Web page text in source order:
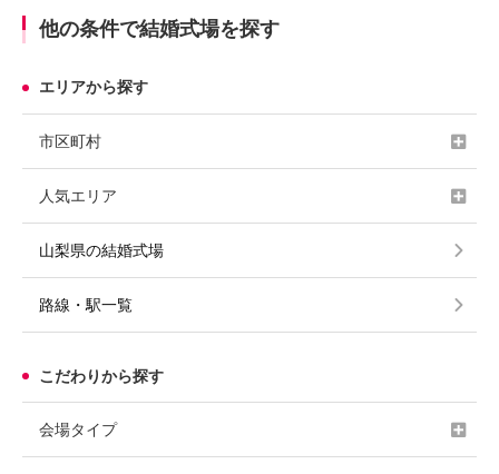
他の条件で結婚式場を探す
エリアから探す
市区町村
人気エリア
山梨県の結婚式場
路線・駅一覧
こだわりから探す
会場タイプ